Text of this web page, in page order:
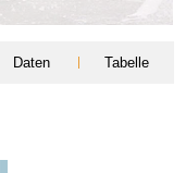
Daten Tabelle